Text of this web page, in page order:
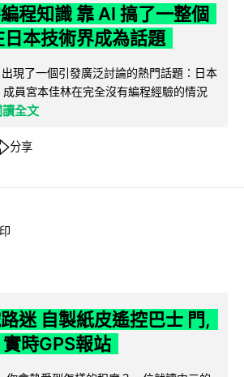
程知識 靠 AI 搞了一整個
日本技術界成為話題
現了一個引發廣泛討論的熱門話題：日本
員宮本佳林在完全沒有編程經驗的情況
讀全文
分享
迷 自製紙皮遙控巴士 門,
時GPS報站